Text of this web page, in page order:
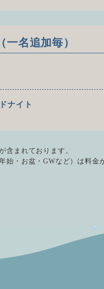
一名追加毎）
ナイト
含まれております。
始・お盆・GWなど）は料金